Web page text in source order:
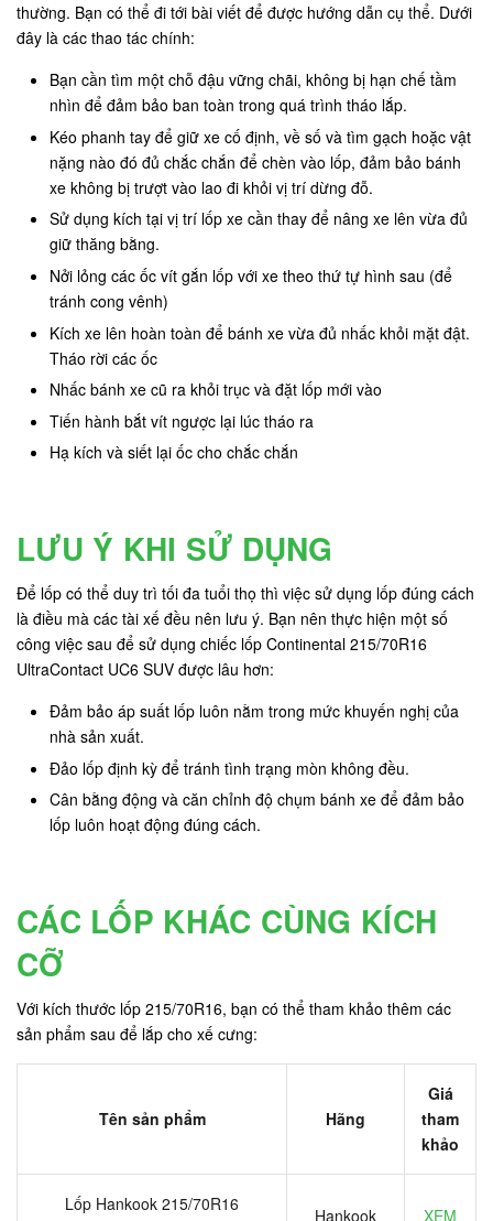
thường. Bạn có thể đi tới bài viết để được hướng dẫn cụ thể. Dưới
đây là các thao tác chính:
Bạn cần tìm một chỗ đậu vững chãi, không bị hạn chế tầm
nhìn để đảm bảo ban toàn trong quá trình tháo lắp.
Kéo phanh tay để giữ xe cố định, về số và tìm gạch hoặc vật
nặng nào đó đủ chắc chắn để chèn vào lốp, đảm bảo bánh
xe không bị trượt vào lao đi khỏi vị trí dừng đỗ.
Sử dụng kích tại vị trí lốp xe cần thay để nâng xe lên vừa đủ
giữ thăng bằng.
Nởi lỏng các ốc vít gắn lốp với xe theo thứ tự hình sau (để
tránh cong vênh)
Kích xe lên hoàn toàn để bánh xe vừa đủ nhấc khỏi mặt đật.
Tháo rời các ốc
Nhấc bánh xe cũ ra khỏi trục và đặt lốp mới vào
Tiến hành bắt vít ngược lại lúc tháo ra
Hạ kích và siết lại ốc cho chắc chắn
LƯU Ý KHI SỬ DỤNG
Để lốp có thể duy trì tối đa tuổi thọ thì việc sử dụng lốp đúng cách
là điều mà các tài xế đều nên lưu ý. Bạn nên thực hiện một số
công việc sau để sử dụng chiếc lốp Continental 215/70R16
UltraContact UC6 SUV được lâu hơn:
Đảm bảo áp suất lốp luôn nằm trong mức khuyến nghị của
nhà sản xuất.
Đảo lốp định kỳ để tránh tình trạng mòn không đều.
Cân bằng động và căn chỉnh độ chụm bánh xe để đảm bảo
lốp luôn hoạt động đúng cách.
CÁC LỐP KHÁC CÙNG KÍCH
CỠ
Với kích thước lốp 215/70R16, bạn có thể tham khảo thêm các
sản phẩm sau để lắp cho xế cưng:
Tên sản phẩm Hãng
Giá
tham
khảo
Lốp Hankook 215/70R16
Hankook XEM